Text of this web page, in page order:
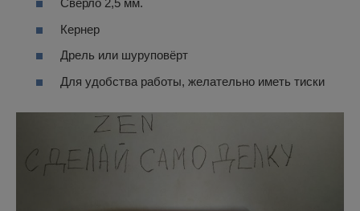
Сверло 2,5 мм.
Кернер
Дрель или шуруповёрт
Для удобства работы, желательно иметь тиски